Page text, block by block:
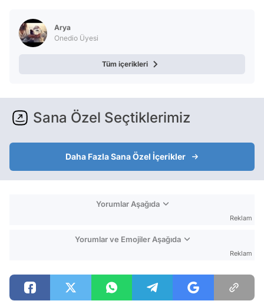
Arya
Onedio Üyesi
Tüm içerikleri
Sana Özel Seçtiklerimiz
Daha Fazla Sana Özel İçerikler
Yorumlar Aşağıda
Reklam
Yorumlar ve Emojiler Aşağıda
Reklam